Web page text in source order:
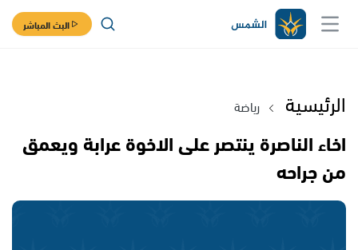
البث المباشر
الرئيسية رياضة
اخاء الناصرة ينتصر على الاخوة عرابة ويعمق
من جراحه